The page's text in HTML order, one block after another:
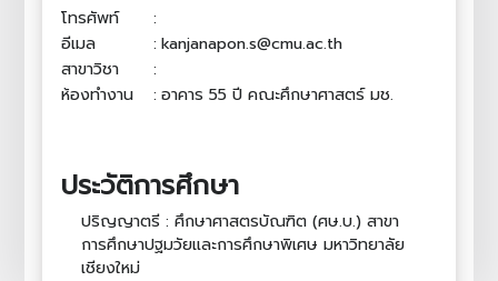
โทรศัพท์
:
อีเมล
: kanjanapon.s@cmu.ac.th
สาขาวิชา
:
ห้องทำงาน
: อาคาร 55 ปี คณะศึกษาศาสตร์ มช.
ประวัติการศึกษา
ปริญญาตรี : ศึกษาศาสตรบัณฑิต (ศษ.บ.) สาขา
การศึกษาปฐมวัยและการศึกษาพิเศษ มหาวิทยาลัย
เชียงใหม่